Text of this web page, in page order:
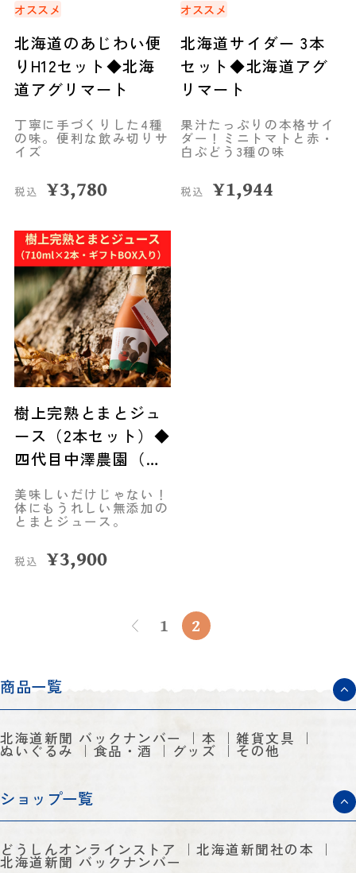
オススメ
北海道のあじわい便
りH12セット◆北海
道アグリマート
丁寧に手づくりした4種
の味。便利な飲み切りサ
イズ
税込 ¥3,780
オススメ
北海道サイダー 3本
セット◆北海道アグ
リマート
果汁たっぷりの本格サイ
ダー！ミニトマトと赤・
白ぶどう3種の味
税込 ¥1,944
樹上完熟とまとジュ
ース（2本セット）◆
四代目中澤農園（む
美味しいだけじゃない！
体にもうれしい無添加の
とまとジュース。
税込 ¥3,900
1 2
商品一覧
北海道新聞 バックナンバー 本 雑貨文具
ぬいぐるみ 食品・酒 グッズ その他
ショップ一覧
どうしんオンラインストア 北海道新聞社の本
北海道新聞 バックナンバー